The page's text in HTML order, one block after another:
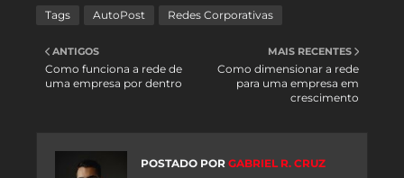
Tags AutoPost Redes Corporativas
MAIS RECENTES
Como dimensionar a rede
para uma empresa em
crescimento
ANTIGOS
Como funciona a rede de
uma empresa por dentro
POSTADO POR GABRIEL R. CRUZ